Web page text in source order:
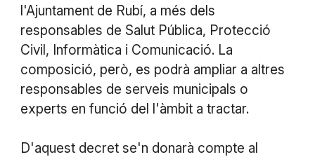
l'Ajuntament de Rubí, a més dels
responsables de Salut Pública, Protecció
Civil, Informàtica i Comunicació. La
composició, però, es podrà ampliar a altres
responsables de serveis municipals o
experts en funció del l'àmbit a tractar.
D'aquest decret se'n donarà compte al